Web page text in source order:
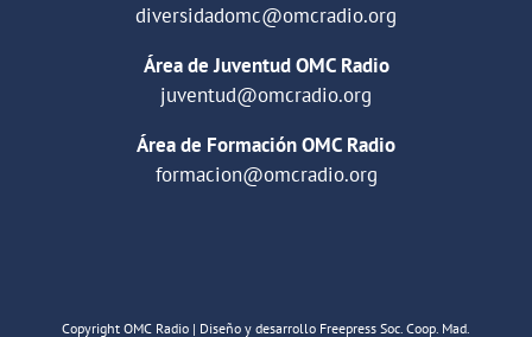
diversidadomc@omcradio.org
Área de Juventud OMC Radio
juventud@omcradio.org
Área de Formación OMC Radio
formacion@omcradio.org
Copyright OMC Radio | Diseño y desarrollo Freepress Soc. Coop. Mad.